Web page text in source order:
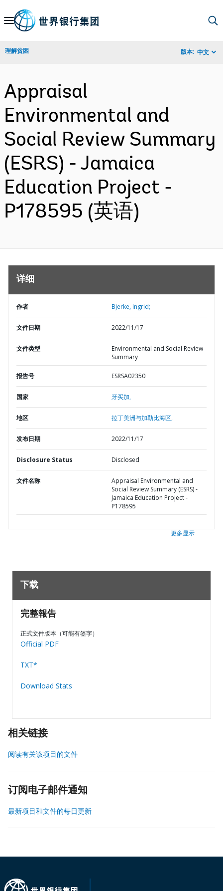
Skip
Navigation
理解贫困 版本: 中文
Appraisal
Environmental and
Social Review Summary
(ESRS) - Jamaica
Education Project -
P178595 (英语)
详细
作者 Bjerke, Ingrid;
文件日期 2022/11/17
文件类型
Environmental and Social Review
Summary
报告号 ESRSA02350
国家 牙买加,
地区 拉丁美洲与加勒比海区,
发布日期 2022/11/17
Disclosure Status Disclosed
文件名称
Appraisal Environmental and
Social Review Summary (ESRS) -
Jamaica Education Project -
P178595
更多显示
下载
完整報告
正式文件版本（可能有签字）
Official PDF
TXT*
Download Stats
相关链接
阅读有关该项目的文件
订阅电子邮件通知
最新项目和文件的每日更新